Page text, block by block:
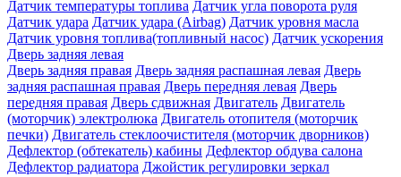
Датчик температуры топлива Датчик угла поворота руля
Датчик удара Датчик удара (Airbag) Датчик уровня масла
Датчик уровня топлива(топливный насос) Датчик ускорения
Дверь задняя левая
Дверь задняя правая Дверь задняя распашная левая Дверь
задняя распашная правая Дверь передняя левая Дверь
передняя правая Дверь сдвижная Двигатель Двигатель
(моторчик) электролюка Двигатель отопителя (моторчик
печки) Двигатель стеклоочистителя (моторчик дворников)
Дефлектор (обтекатель) кабины Дефлектор обдува салона
Дефлектор радиатора Джойстик регулировки зеркал